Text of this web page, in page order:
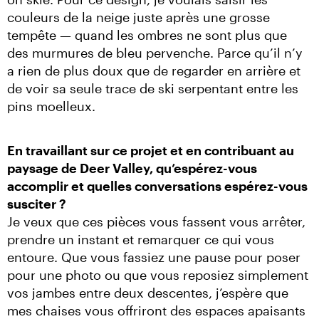
couleurs de la neige juste après une grosse
tempête — quand les ombres ne sont plus que
des murmures de bleu pervenche. Parce qu’il n’y
a rien de plus doux que de regarder en arrière et
de voir sa seule trace de ski serpentant entre les
pins moelleux.
En travaillant sur ce projet et en contribuant au
paysage de Deer Valley, qu’espérez-vous
accomplir et quelles conversations espérez-vous
susciter ?
Je veux que ces pièces vous fassent vous arrêter,
prendre un instant et remarquer ce qui vous
entoure. Que vous fassiez une pause pour poser
pour une photo ou que vous reposiez simplement
vos jambes entre deux descentes, j’espère que
mes chaises vous offriront des espaces apaisants